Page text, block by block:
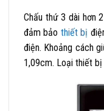
Chấu thứ 3 dài hơn
đảm bảo thiết bị
điện. Khoảng cách
1,09cm. Loại thiết